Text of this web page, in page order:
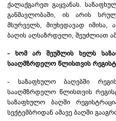
ქალაქგარეთ გაყვანას.
განმავლობაში, ის არის
მსურველს, მიუხედავად იმისა,
ბაღის აღსაზრდელი, შეუძლიათ
- ხომ არ შეუშლის ხელს
სააღმზრდელო წლისთვის
- საზაფხულო ბაღებში
სააღმზრდელო წლისთვის
საზაფხულო ბაღში
სექტემბრიდან ამავე ბაღში